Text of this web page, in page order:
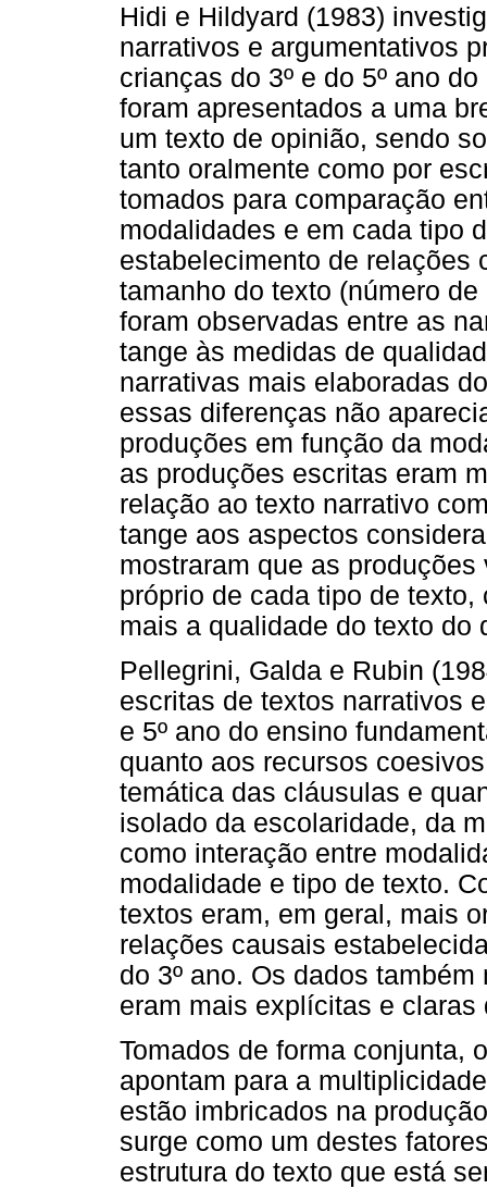
Hidi e Hildyard (1983)
narrativos e argumentativos
crianças do 3º e do 5º ano
foram apresentados a uma
um texto de opinião, sendo
tanto oralmente como por
tomados para comparação
modalidades e em cada tipo
estabelecimento de relações
tamanho do texto (número
foram observadas entre as
tange às medidas de
narrativas mais elaboradas
essas diferenças não
produções em função da
as produções escritas eram
relação ao texto narrativo
tange aos aspectos
mostraram que as
próprio de cada tipo de
mais a qualidade do texto do
Pellegrini, Galda e Rubin
escritas de textos narrativos
e 5º ano do ensino
quanto aos recursos
temática das cláusulas e
isolado da escolaridade, da
como interação entre
modalidade e tipo de texto.
textos eram, em geral, mais
relações causais
do 3º ano. Os dados
eram mais explícitas e
Tomados de forma conjunta,
apontam para a
estão imbricados na
surge como um destes
estrutura do texto que está